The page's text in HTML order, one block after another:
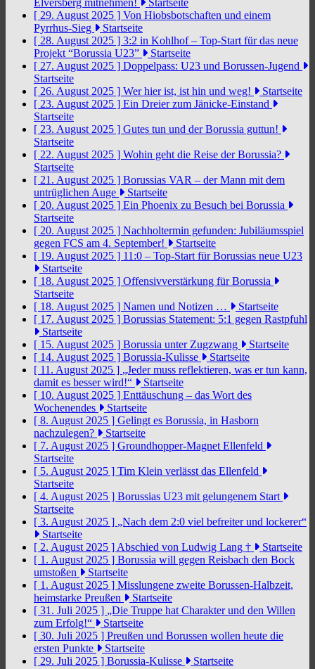
Elversberg mitnehmen!
Startseite
[ 29. August 2025 ] Von Hiobsbotschaften und einem
Pyrrhus-Sieg
Startseite
[ 28. August 2025 ] 3:2 in Kohlhof – Top-Start für das neue
Projekt “Borussia U23”
Startseite
[ 27. August 2025 ] Doppelpass: U23 und Borussen-Jugend
Startseite
[ 26. August 2025 ] Wer hier ist, ist hin und weg!
Startseite
[ 23. August 2025 ] Ein Dreier zum Jänicke-Einstand
Startseite
[ 23. August 2025 ] Gutes tun und der Borussia guttun!
Startseite
[ 22. August 2025 ] Wohin geht die Reise der Borussia?
Startseite
[ 21. August 2025 ] Borussias VAR – der Mann mit dem
untrüglichen Auge
Startseite
[ 20. August 2025 ] Ein Phoenix zu Besuch bei Borussia
Startseite
[ 20. August 2025 ] Nachholtermin gefunden: Jubiläumsspiel
gegen FCS am 4. September!
Startseite
[ 19. August 2025 ] 11:0 – Top-Start für Borussias neue U23
Startseite
[ 18. August 2025 ] Offensivverstärkung für Borussia
Startseite
[ 18. August 2025 ] Namen und Notizen …
Startseite
[ 17. August 2025 ] Borussias Statement: 5:1 gegen Rastpfuhl
Startseite
[ 15. August 2025 ] Borussia unter Zugzwang
Startseite
[ 14. August 2025 ] Borussia-Kulisse
Startseite
[ 11. August 2025 ] „Jeder muss reflektieren, was er tun kann,
damit es besser wird!“
Startseite
[ 10. August 2025 ] Enttäuschung – das Wort des
Wochenendes
Startseite
[ 8. August 2025 ] Gelingt es Borussia, in Hasborn
nachzulegen?
Startseite
[ 7. August 2025 ] Groundhopper-Magnet Ellenfeld
Startseite
[ 5. August 2025 ] Tim Klein verlässt das Ellenfeld
Startseite
[ 4. August 2025 ] Borussias U23 mit gelungenem Start
Startseite
[ 3. August 2025 ] „Nach dem 2:0 viel befreiter und lockerer“
Startseite
[ 2. August 2025 ] Abschied von Ludwig Lang †
Startseite
[ 1. August 2025 ] Borussia will gegen Reisbach den Bock
umstoßen
Startseite
[ 1. August 2025 ] Misslungene zweite Borussen-Halbzeit,
heimstarke Preußen
Startseite
[ 31. Juli 2025 ] „Die Truppe hat Charakter und den Willen
zum Erfolg!“
Startseite
[ 30. Juli 2025 ] Preußen und Borussen wollen heute die
ersten Punkte
Startseite
[ 29. Juli 2025 ] Borussia-Kulisse
Startseite